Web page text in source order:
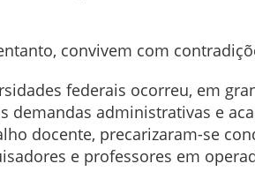
convivem com
federais ocorreu, em
demandas administrativas e
docente, precarizaram-se
e professores em